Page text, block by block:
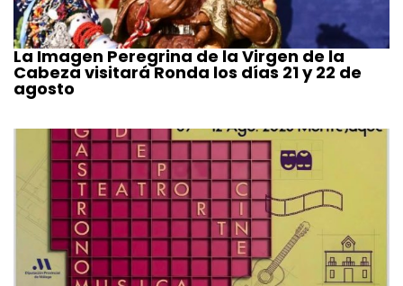
La Imagen Peregrina de la Virgen de la
Cabeza visitará Ronda los días 21 y 22 de
agosto